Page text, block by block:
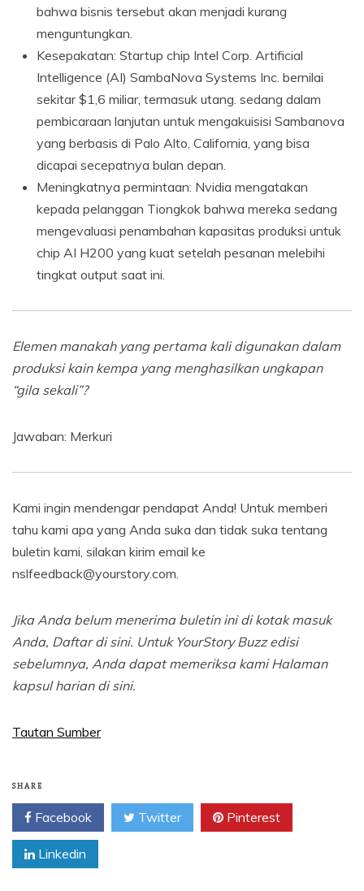
bahwa bisnis tersebut akan menjadi kurang
menguntungkan.
Kesepakatan: Startup chip Intel Corp. Artificial
Intelligence (AI) SambaNova Systems Inc. bernilai
sekitar $1,6 miliar, termasuk utang. sedang dalam
pembicaraan lanjutan untuk mengakuisisi Sambanova
yang berbasis di Palo Alto, California, yang bisa
dicapai secepatnya bulan depan.
Meningkatnya permintaan: Nvidia mengatakan
kepada pelanggan Tiongkok bahwa mereka sedang
mengevaluasi penambahan kapasitas produksi untuk
chip AI H200 yang kuat setelah pesanan melebihi
tingkat output saat ini.
Elemen manakah yang pertama kali digunakan dalam
produksi kain kempa yang menghasilkan ungkapan
“gila sekali”?
Jawaban: Merkuri
Kami ingin mendengar pendapat Anda! Untuk memberi
tahu kami apa yang Anda suka dan tidak suka tentang
buletin kami, silakan kirim email ke
nslfeedback@yourstory.com.
Jika Anda belum menerima buletin ini di kotak masuk
Anda, Daftar di sini. Untuk YourStory Buzz edisi
sebelumnya, Anda dapat memeriksa kamiHalaman
kapsul harian di sini.
Tautan Sumber
SHARE
Facebook Twitter Pinterest
Linkedin